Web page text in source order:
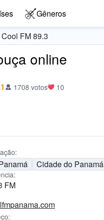
Gêneros
Cool FM 89.3
online
1708 votos 10
Cidade do Panamá
FM